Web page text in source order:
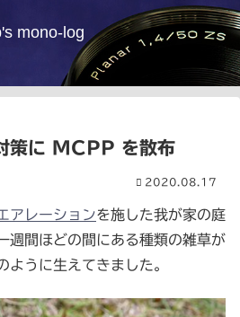
mono-log
策に MCPP を散布
2020.08.17
アレーションを施した我が家の庭
週間ほどの間にある種類の雑草が
ように生えてきました。